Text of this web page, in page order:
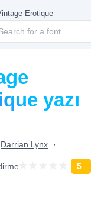
Erotique
yazı
Darrian Lynx
5